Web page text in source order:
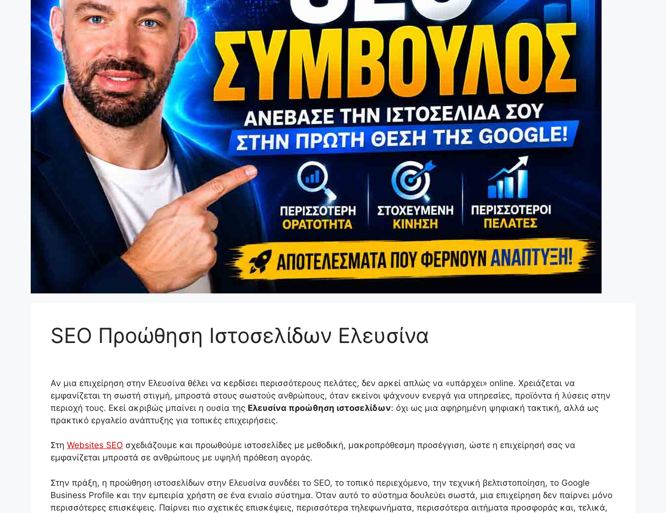
SEO Προώθηση Ιστοσελίδων Ελευσίνα
Αν μια επιχείρηση στην Ελευσίνα θέλει να κερδίσει περισσότερους πελάτες, δεν αρκεί απλώς να «υπάρχει» online. Χρειάζεται να
εμφανίζεται τη σωστή στιγμή, μπροστά στους σωστούς ανθρώπους, όταν εκείνοι ψάχνουν ενεργά για υπηρεσίες, προϊόντα ή λύσεις στην
περιοχή τους. Εκεί ακριβώς μπαίνει η ουσία της Ελευσίνα προώθηση ιστοσελίδων: όχι ως μια αφηρημένη ψηφιακή τακτική, αλλά ως
πρακτικό εργαλείο ανάπτυξης για τοπικές επιχειρήσεις.
Στη Websites SEO σχεδιάζουμε και προωθούμε ιστοσελίδες με μεθοδική, μακροπρόθεσμη προσέγγιση, ώστε η επιχείρησή σας να
εμφανίζεται μπροστά σε ανθρώπους με υψηλή πρόθεση αγοράς.
Στην πράξη, η προώθηση ιστοσελίδων στην Ελευσίνα συνδέει το SEO, το τοπικό περιεχόμενο, την τεχνική βελτιστοποίηση, το Google
Business Profile και την εμπειρία χρήστη σε ένα ενιαίο σύστημα. Όταν αυτό το σύστημα δουλεύει σωστά, μια επιχείρηση δεν παίρνει μόνο
περισσότερες επισκέψεις. Παίρνει πιο σχετικές επισκέψεις, περισσότερα τηλεφωνήματα, περισσότερα αιτήματα προσφοράς και, τελικά,